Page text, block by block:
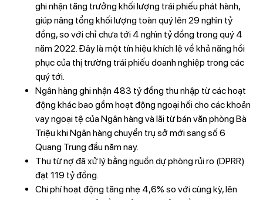
ghi nhận tăng trưởng khối lượng trái phiếu phát hành,
giúp nâng tổng khối lượng toàn quý lên 29 nghìn tỷ
đồng, so với chỉ chưa tới 4 nghìn tỷ đồng trong quý 4
năm 2022. Đây là một tín hiệu khích lệ về khả năng hồi
phục của thị trường trái phiếu doanh nghiệp trong các
quý tới.
Ngân hàng ghi nhận 483 tỷ đồng thu nhập từ các hoạt
động khác bao gồm hoạt động ngoại hối cho các khoản
vay ngoại tệ của Ngân hàng và lãi từ bán văn phòng Bà
Triệu khi Ngân hàng chuyển trụ sở mới sang số 6
Quang Trung đầu năm nay.
Thu từ nợ đã xử lý bằng nguồn dự phòng rủi ro (DPRR)
đạt 119 tỷ đồng.
Chi phí hoạt động tăng nhẹ 4,6% so với cùng kỳ, lên